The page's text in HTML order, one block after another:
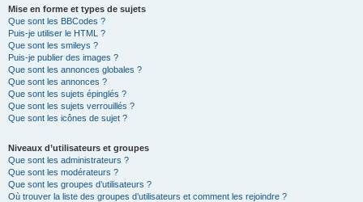
Mise en forme et types de sujets
Que sont les BBCodes ?
Puis-je utiliser le HTML ?
Que sont les smileys ?
Puis-je publier des images ?
Que sont les annonces globales ?
Que sont les annonces ?
Que sont les sujets épinglés ?
Que sont les sujets verrouillés ?
Que sont les icônes de sujet ?
Niveaux d’utilisateurs et groupes
Que sont les administrateurs ?
Que sont les modérateurs ?
Que sont les groupes d’utilisateurs ?
Où trouver la liste des groupes d’utilisateurs et comment les rejoindre ?